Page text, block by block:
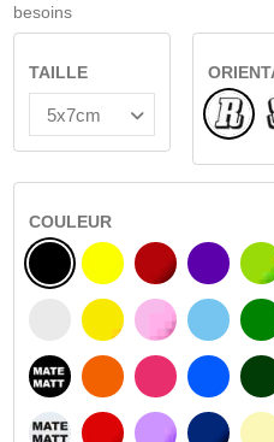
besoins
TAILLE
COULEUR
NOIR
BLANC
NOIR MATÉ
BLANC MATÉ
JAUNE
JAUNE AMBRE
ORANGE
ROUGE
BOURGOGNE
ROSA
FUCHSIA
PURPLE
VIOLET
BLEU
BLAU
BLEU